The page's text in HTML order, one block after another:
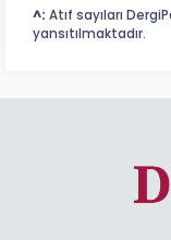
^: Atıf sayıları
yansıtılmaktadır.